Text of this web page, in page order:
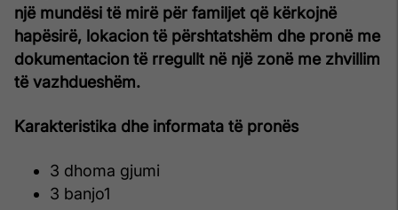
një mundësi të mirë për familjet që kërkojnë
hapësirë, lokacion të përshtatshëm dhe pronë me
dokumentacion të rregullt në një zonë me zhvillim
të vazhdueshëm.
Karakteristika dhe informata të pronës
3 dhoma gjumi
3 banjo1